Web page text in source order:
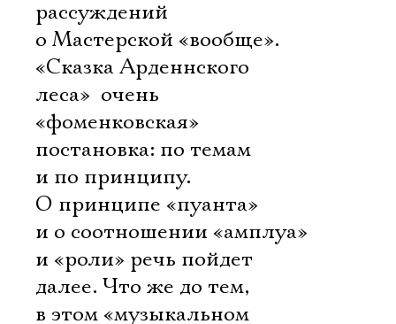
рассуждений
о Мастерской «вообще».
«Сказка Арденнского
леса»  очень
«фоменковская»
постановка: по темам
и по принципу.
О принципе «пуанта»
и о соотношении «амплуа»
и «роли» речь пойдет
далее. Что же до тем,
в этом «музыкальном